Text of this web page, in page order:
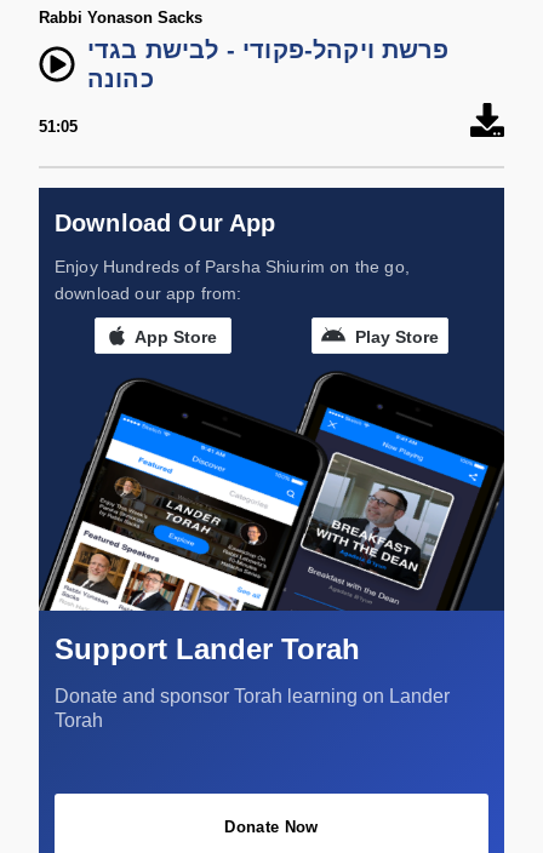
Rabbi Yonason Sacks
פרשת ויקהל-פקודי - לבישת בגדי
כהונה
51:05
Download Our App
Enjoy Hundreds of Parsha Shiurim on the go,
download our app from:
App Store Play Store
Support Lander Torah
Donate and sponsor Torah learning on Lander
Torah
Donate Now